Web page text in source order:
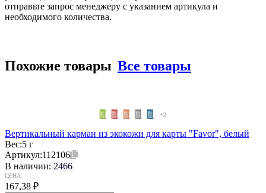
отправьте запрос менеджеру с указанием артикула и
необходимого количества.
Похожие товары Все товары
+2
Вертикальный карман из экокожи для карты "Favor", белый
Вес:5 г
Артикул:112106
В наличии: 2466
ЦЕНА:
167,38 ₽